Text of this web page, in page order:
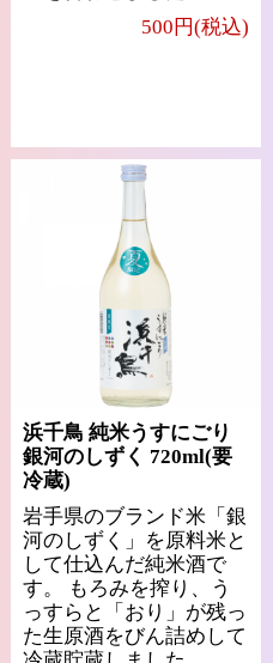
500円(税込)
浜千鳥 純米うすにごり
銀河のしずく 720ml(要
冷蔵)
岩手県のブランド米「銀
河のしずく」を原料米と
して仕込んだ純米酒で
す。 もろみを搾り、う
っすらと「おり」が残っ
た生原酒をびん詰めして